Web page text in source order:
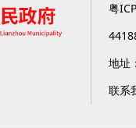
粤
地址
联系